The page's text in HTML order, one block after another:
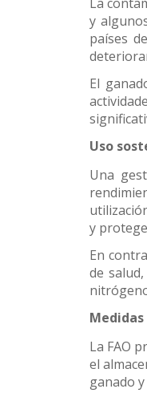
y
países
El
Uso
Una
y
En
de
La FAO
el
ganado